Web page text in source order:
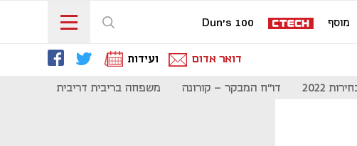
מוסף Dun's 100
דואר אדום ועידות
2022 דו"ח המבקר - קורונה משפחה בריבית דריבית